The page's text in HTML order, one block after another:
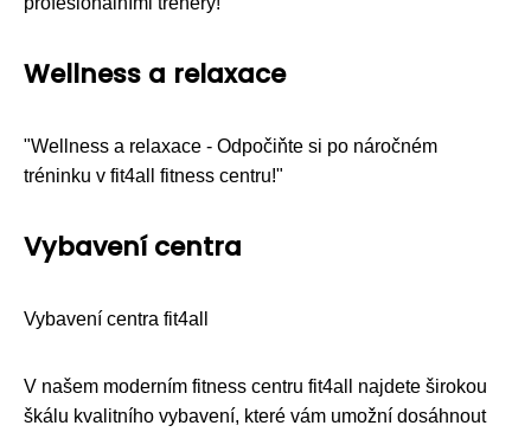
Wellness a relaxace
"Wellness a relaxace - Odpočiňte si po náročném
tréninku v fit4all fitness centru!"
Vybavení centra
Vybavení centra fit4all
V našem moderním fitness centru fit4all najdete širokou
škálu kvalitního vybavení, které vám umožní dosáhnout